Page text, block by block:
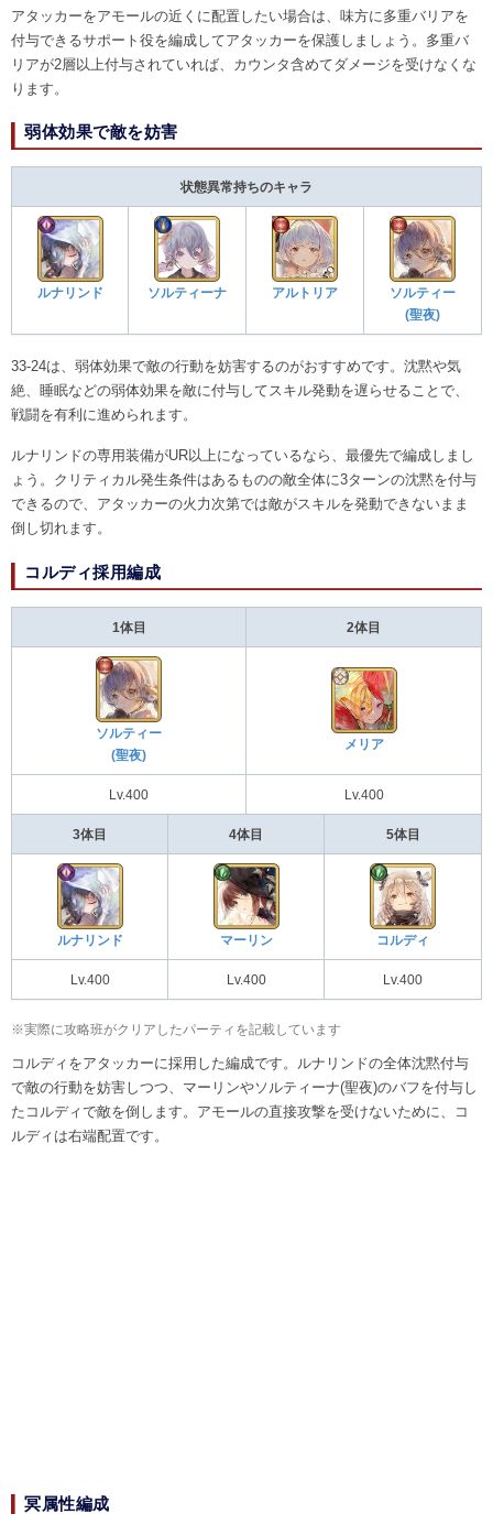
アタッカーをアモールの近くに配置したい場合は、味方に多重バリアを
付与できるサポート役を編成してアタッカーを保護しましょう。多重バ
リアが2層以上付与されていれば、カウンタ含めてダメージを受けなくな
ります。
弱体効果で敵を妨害
状態異常持ちのキャラ
ルナリンド ソルティーナ アルトリア
ソルティー
(聖夜)
33-24は、弱体効果で敵の行動を妨害するのがおすすめです。沈黙や気
絶、睡眠などの弱体効果を敵に付与してスキル発動を遅らせることで、
戦闘を有利に進められます。
ルナリンドの専用装備がUR以上になっているなら、最優先で編成しまし
ょう。クリティカル発生条件はあるものの敵全体に3ターンの沈黙を付与
できるので、アタッカーの火力次第では敵がスキルを発動できないまま
倒し切れます。
コルディ採用編成
1体目 2体目
ソルティー
(聖夜)
メリア
Lv.400 Lv.400
3体目 4体目 5体目
ルナリンド マーリン コルディ
Lv.400 Lv.400 Lv.400
※実際に攻略班がクリアしたパーティを記載しています
コルディをアタッカーに採用した編成です。ルナリンドの全体沈黙付与
で敵の行動を妨害しつつ、マーリンやソルティーナ(聖夜)のバフを付与し
たコルディで敵を倒します。アモールの直接攻撃を受けないために、コ
ルディは右端配置です。
冥属性編成